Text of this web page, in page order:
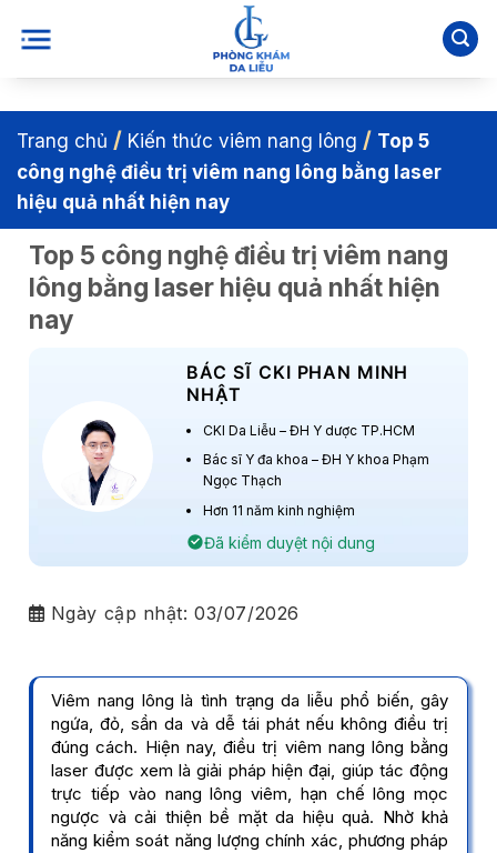
qua
Trang chủ / Kiến thức viêm nang lông / Top 5
công nghệ điều trị viêm nang lông bằng laser
hiệu quả nhất hiện nay
Top 5 công nghệ điều trị viêm nang
lông bằng laser hiệu quả nhất hiện
nay
BÁC SĨ CKI PHAN MINH
NHẬT
CKI Da Liễu – ĐH Y dược TP.HCM
Bác sĩ Y đa khoa – ĐH Y khoa Phạm
Ngọc Thạch
Hơn 11 năm kinh nghiệm
Đã kiểm duyệt nội dung
Ngày cập nhật:03/07/2026
Viêm nang lông là tình trạng da liễu phổ biến, gây
ngứa, đỏ, sần da và dễ tái phát nếu không điều trị
đúng cách. Hiện nay, điều trị viêm nang lông bằng
laser được xem là giải pháp hiện đại, giúp tác động
trực tiếp vào nang lông viêm, hạn chế lông mọc
ngược và cải thiện bề mặt da hiệu quả. Nhờ khả
năng kiểm soát năng lượng chính xác, phương pháp